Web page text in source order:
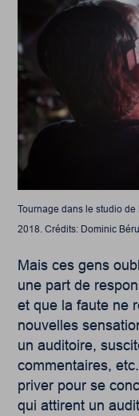
Tournage dans le studio
2018. Crédits: Dominic
Mais ces gens
une part de
et que la faute ne
nouvelles
un auditoire,
commentaires,
priver pour se
qui attirent un